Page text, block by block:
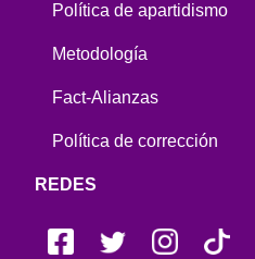
Política de apartidismo
Metodología
Fact-Alianzas
Política de corrección
REDES